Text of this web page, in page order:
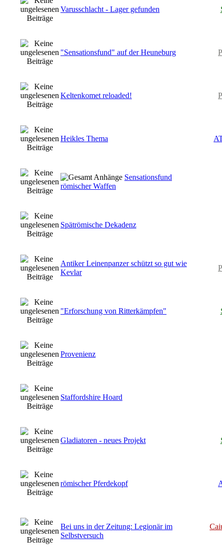
Varusschlacht - Lager gefunden
"Sensationsfund" auf der Heuneburg
Keltenkomet reloaded!
Heikles Thema
Sensationsfund
römischer Waffen
Spätrömische Dekadenz
Antiker Leinenpanzer schützt so gut wie
Kevlar
"Erforschung von Ritterkämpfen"
Provenienz
Staffordshire Hoard
Gladiatoren - neues Projekt
römischer Pferdekopf
Bei uns in der Zeitung: Legionär im
Selbstversuch